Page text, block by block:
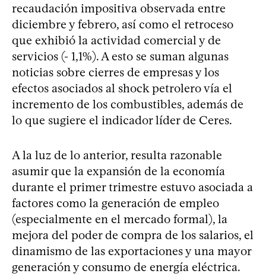
recaudación impositiva observada entre
diciembre y febrero, así como el retroceso
que exhibió la actividad comercial y de
servicios (- 1,1%). A esto se suman algunas
noticias sobre cierres de empresas y los
efectos asociados al shock petrolero vía el
incremento de los combustibles, además de
lo que sugiere el indicador líder de Ceres.
A la luz de lo anterior, resulta razonable
asumir que la expansión de la economía
durante el primer trimestre estuvo asociada a
factores como la generación de empleo
(especialmente en el mercado formal), la
mejora del poder de compra de los salarios, el
dinamismo de las exportaciones y una mayor
generación y consumo de energía eléctrica.